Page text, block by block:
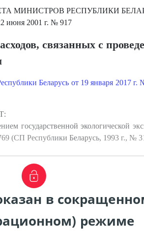
МИНИСТРОВ РЕСПУБЛИКИ
июня 2001 г. № 917
связанных с
Беларусь от 19 января 2017 г.
государственной экологической
(СП Республики Беларусь, 1993 г., №
в
режиме